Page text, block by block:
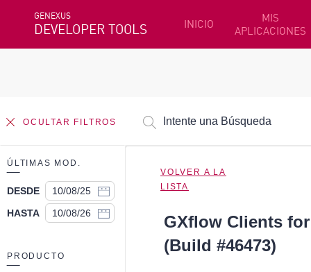
GENEXUS
DEVELOPER TOOLS INICIO
MIS
APLICACIONES